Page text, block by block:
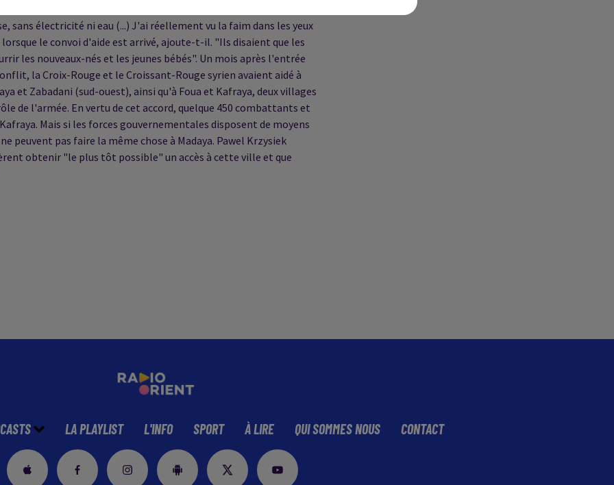
dernière livraison d'aide en octobre. "Les gens sont depuis trop
sans électricité ni eau (...) J'ai réellement vu la faim dans les yeux
le convoi d'aide est arrivé, ajoute-t-il. "Ils disaient que les
les nouveaux-nés et les jeunes bébés". Un mois après l'entrée
la Croix-Rouge et le Croissant-Rouge syrien avaient aidé à
et Zabadani (sud-ouest), ainsi qu'à Foua et Kafraya, deux villages
de l'armée. En vertu de cet accord, quelque 450 combattants et
Mais si les forces gouvernementales disposent de moyens
peuvent pas faire la même chose à Madaya. Pawel Krzysiek
obtenir "le plus tôt possible" un accès à cette ville et que
LA PLAYLIST L'INFO SPORT À LIRE QUI SOMMES NOUS CONTACT